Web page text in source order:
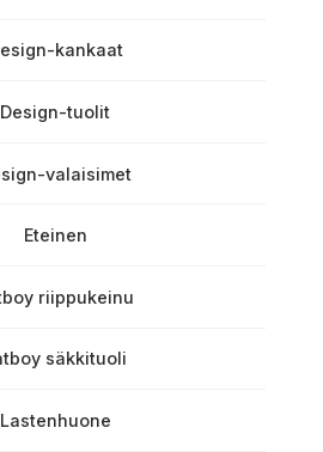
kankaat
Design-tuolit
valaisimet
Eteinen
riippukeinu
säkkituoli
Lastenhuone